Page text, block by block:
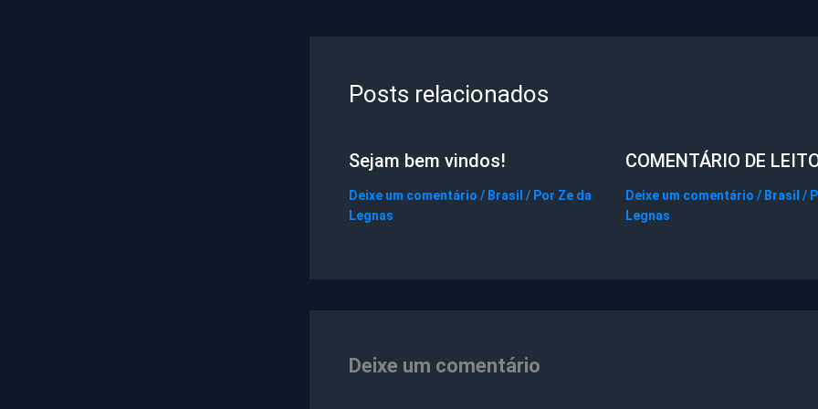
Posts relacionados
Sejam bem vindos!
Deixe um comentário / Brasil / Por Ze da
Legnas
COMENTÁRIO DE
Deixe um comentário / Brasil /
Legnas
Deixe um comentário